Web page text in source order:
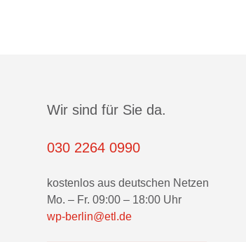
Wir sind für Sie da.
030 2264 0990
kostenlos aus deutschen Netzen
Mo. – Fr. 09:00 – 18:00 Uhr
wp-berlin@etl.de